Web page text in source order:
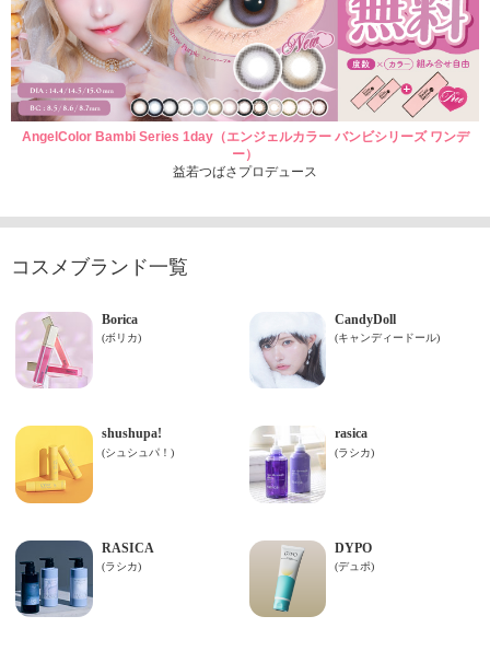
AngelColor Bambi Series 1day（エンジェルカラー バンビシリーズ ワンデ
ー）
益若つばさプロデュース
コスメブランド一覧